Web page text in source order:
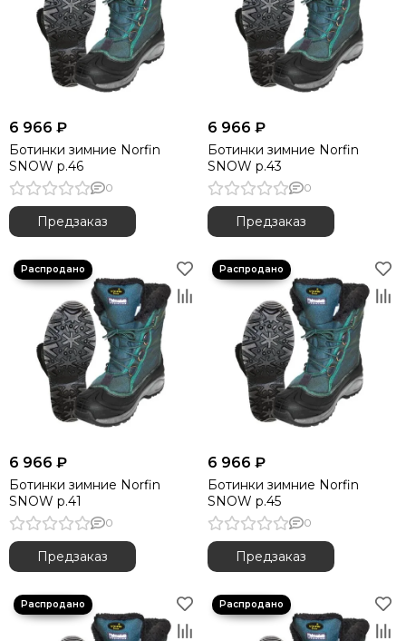
6 966 ₽
Ботинки зимние Norfin
SNOW р.46
0
Предзаказ
6 966 ₽
Ботинки зимние Norfin
SNOW р.43
0
Предзаказ
6 966 ₽
Ботинки зимние Norfin
SNOW р.41
0
Предзаказ
6 966 ₽
Ботинки зимние Norfin
SNOW р.45
0
Предзаказ